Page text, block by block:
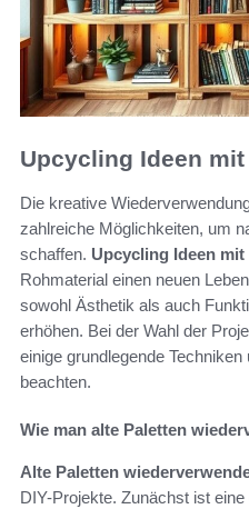
Upcycling Ideen mit
Die kreative
zahlreiche Möglichkeiten, um
schaffen. Upcycling Ideen mit
Rohmaterial einen neuen
sowohl Ästhetik als auch
erhöhen. Bei der Wahl der
einige grundlegende
beachten.
Wie man alte Paletten
Alte Paletten
DIY-Projekte. Zunächst ist